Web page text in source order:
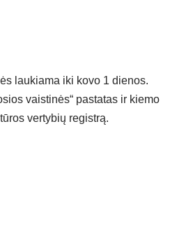
laukiama iki kovo 1 dienos.
vaistinės“ pastatas ir kiemo
vertybių registrą.